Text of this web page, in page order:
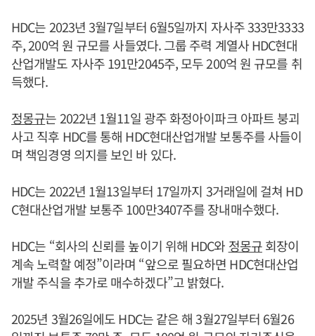
HDC는 2023년 3월7일부터 6월5일까지 자사주 333만3333
주, 200억 원 규모를 사들였다. 그룹 주력 계열사 HDC현대
산업개발도 자사주 191만2045주, 모두 200억 원 규모를 취
득했다.
정몽규는 2022년 1월11일 광주 화정아이파크 아파트 붕괴
사고 직후 HDC를 통해 HDC현대산업개발 보통주를 사들이
며 책임경영 의지를 보인 바 있다.
HDC는 2022년 1월13일부터 17일까지 3거래일에 걸쳐 HD
C현대산업개발 보통주 100만3407주를 장내매수했다.
HDC는 “회사의 신뢰를 높이기 위해 HDC와 정몽규회장이
계속 노력할 예정”이라며 “앞으로 필요하면 HDC현대산업
개발 주식을 추가로 매수하겠다”고 밝혔다.
2025년 3월26일에도 HDC는 같은 해 3월27일부터 6월26